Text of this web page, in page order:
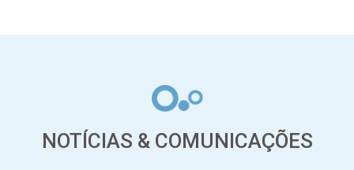
NOTÍCIAS & COMUNICAÇÕES